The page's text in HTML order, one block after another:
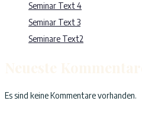
Seminar Text 4
Seminar Text 3
Seminare Text2
Es sind keine Kommentare vorhanden.